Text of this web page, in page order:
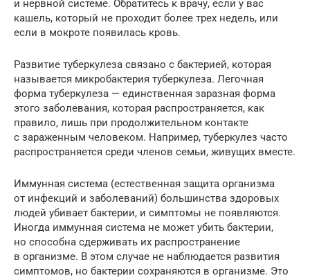
и нервной системе. Обратитесь к врачу, если у вас
кашель, который не проходит более трех недель, или
если в мокроте появилась кровь.
Развитие туберкулеза связано с бактерией, которая
называется микробактерия туберкулеза. Легочная
форма туберкулеза — единственная заразная форма
этого заболевания, которая распространяется, как
правило, лишь при продолжительном контакте
с зараженным человеком. Например, туберкулез часто
распространяется среди членов семьи, живущих вместе.
Иммунная система (естественная защита организма
от инфекций и заболеваний) большинства здоровых
людей убивает бактерии, и симптомы не появляются.
Иногда иммунная система не может убить бактерии,
но способна сдерживать их распространение
в организме. В этом случае не наблюдается развития
симптомов, но бактерии сохраняются в организме. Это